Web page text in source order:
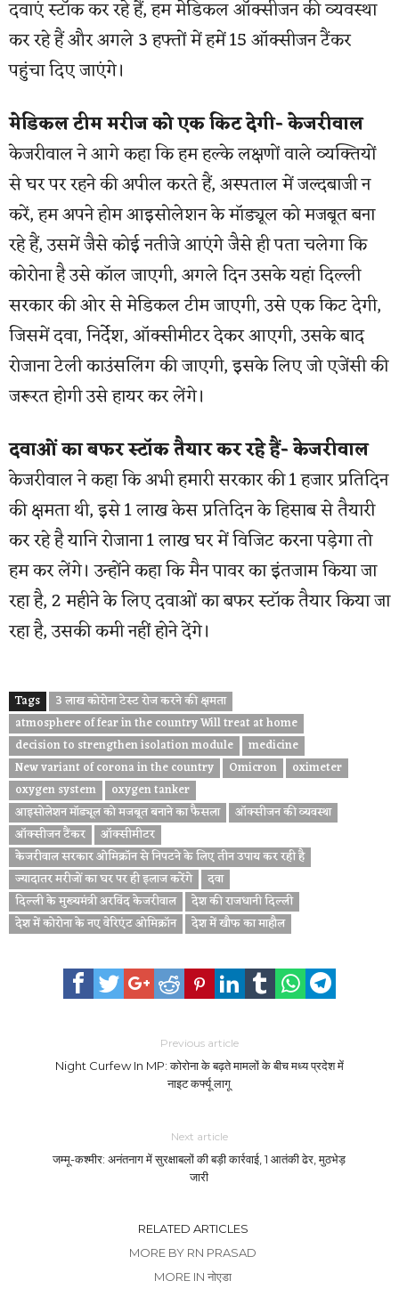
दवाएं स्टॉक कर रहे हैं, हम मेडिकल ऑक्सीजन की व्यवस्था
कर रहे हैं और अगले 3 हफ्तों में हमें 15 ऑक्सीजन टैंकर
पहुंचा दिए जाएंगे।
मेडिकल टीम मरीज को एक किट देगी- केजरीवाल
केजरीवाल ने आगे कहा कि हम हल्के लक्षणों वाले व्यक्तियों
से घर पर रहने की अपील करते हैं, अस्पताल में जल्दबाजी न
करें, हम अपने होम आइसोलेशन के मॉड्यूल को मजबूत बना
रहे हैं, उसमें जैसे कोई नतीजे आएंगे जैसे ही पता चलेगा कि
कोरोना है उसे कॉल जाएगी, अगले दिन उसके यहां दिल्ली
सरकार की ओर से मेडिकल टीम जाएगी, उसे एक किट देगी,
जिसमें दवा, निर्देश, ऑक्सीमीटर देकर आएगी, उसके बाद
रोजाना टेली काउंसलिंग की जाएगी, इसके लिए जो एजेंसी की
जरूरत होगी उसे हायर कर लेंगे।
दवाओं का बफर स्टॉक तैयार कर रहे हैं- केजरीवाल
केजरीवाल ने कहा कि अभी हमारी सरकार की 1 हजार प्रतिदिन
की क्षमता थी, इसे 1 लाख केस प्रतिदिन के हिसाब से तैयारी
कर रहे है यानि रोजाना 1 लाख घर में विजिट करना पड़ेगा तो
हम कर लेंगे। उन्होंने कहा कि मैन पावर का इंतजाम किया जा
रहा है, 2 महीने के लिए दवाओं का बफर स्टॉक तैयार किया जा
रहा है, उसकी कमी नहीं होने देंगे।
Tags
3 लाख कोरोना टेस्ट रोज करने की क्षमता
atmosphere of fear in the country Will treat at home
decision to strengthen isolation module
medicine
New variant of corona in the country
Omicron
oximeter
oxygen system
oxygen tanker
आइसोलेशन मॉड्यूल को मजबूत बनाने का फैसला
ऑक्सीजन की व्यवस्था
ऑक्सीजन टैंकर
ऑक्सीमीटर
केजरीवाल सरकार ओमिक्रॉन से निपटने के लिए तीन उपाय कर रही है
ज्यादातर मरीजों का घर पर ही इलाज करेंगे
दवा
दिल्ली के मुख्यमंत्री अरविंद केजरीवाल
देश की राजधानी दिल्ली
देश में कोरोना के नए वेरिएंट ओमिक्रॉन
देश में खौफ का माहौल
Previous article
Night Curfew In MP: कोरोना के बढ़ते मामलों के बीच मध्य प्रदेश में
नाइट कर्फ्यू लागू
Next article
जम्मू-कश्मीर: अनंतनाग में सुरक्षाबलों की बड़ी कार्रवाई, 1 आतंकी ढेर, मुठभेड़
जारी
RELATED ARTICLES
MORE BY RN PRASAD
MORE IN नोएडा